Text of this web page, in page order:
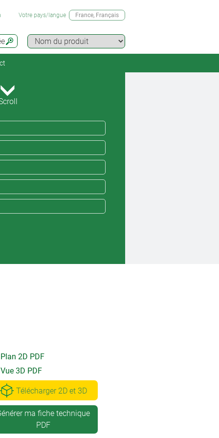
Votre pays/langue France, Français
Plan 2D PDF
Vue 3D PDF
Télécharger 2D et 3D
ma fiche technique
PDF